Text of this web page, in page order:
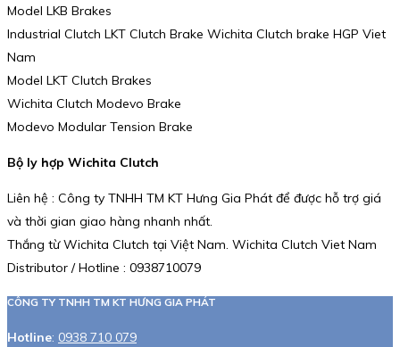
Model LKB Brakes
Industrial Clutch LKT Clutch Brake Wichita Clutch brake HGP Viet
Nam
Model LKT Clutch Brakes
Wichita Clutch Modevo Brake
Modevo Modular Tension Brake
Bộ ly hợp Wichita Clutch
Liên hệ : Công ty TNHH TM KT Hưng Gia Phát để được hỗ trợ giá
và thời gian giao hàng nhanh nhất.
Thắng từ Wichita Clutch tại Việt Nam. Wichita Clutch Viet Nam
Distributor / Hotline : 0938710079
CÔNG TY TNHH TM KT HƯNG GIA PHÁT
Hotline: 0938 710 079